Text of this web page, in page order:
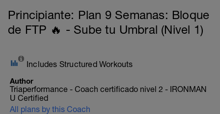
Principiante: Plan 9 Semanas: Bloque
de FTP 🔥 - Sube tu Umbral (Nivel 1)
Includes Structured Workouts
Author
Triaperformance - Coach certificado nivel 2 - IRONMAN
U Certified
All plans by this Coach